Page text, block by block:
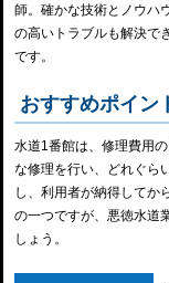
師。確かな技術とノウハ
の高いトラブルも解決で
です。
おすすめポイ
水道1番館は、修理費用
な修理を行い、どれぐら
し、利用者が納得してか
の一つですが、悪徳水道
しょう。